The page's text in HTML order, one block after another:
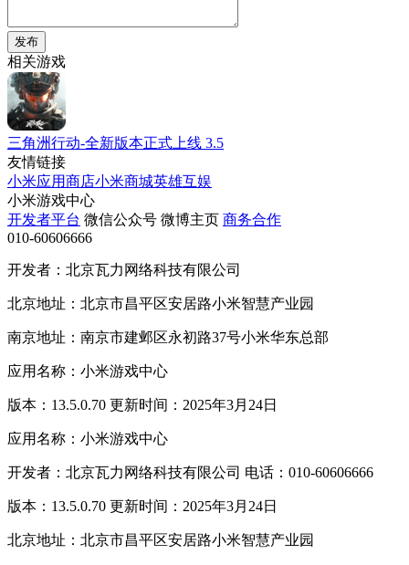
发布
相关游戏
三角洲行动-全新版本正式上线 3.5
友情链接
小米应用商店小米商城英雄互娱
小米游戏中心
开发者平台 微信公众号 微博主页 商务合作
010-60606666
开发者：北京瓦力网络科技有限公司
北京地址：北京市昌平区安居路小米智慧产业园
南京地址：南京市建邺区永初路37号小米华东总部
应用名称：小米游戏中心
版本：13.5.0.70 更新时间：2025年3月24日
应用名称：小米游戏中心
开发者：北京瓦力网络科技有限公司 电话：010-60606666
版本：13.5.0.70 更新时间：2025年3月24日
北京地址：北京市昌平区安居路小米智慧产业园